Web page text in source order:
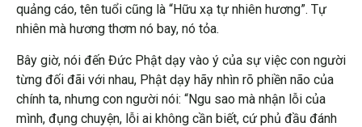
quảng cáo, tên tuổi cũng là “Hữu xạ tự nhiên hương”. Tự
nhiên mà hương thơm nó bay, nó tỏa.
Bây giờ, nói đến Đức Phật dạy vào ý của sự việc con người
từng đối đãi với nhau, Phật dạy hãy nhìn rõ phiền não của
chính ta, nhưng con người nói: “Ngu sao mà nhận lỗi của
mình, đụng chuyện, lỗi ai không cần biết, cứ phủ đầu đánh